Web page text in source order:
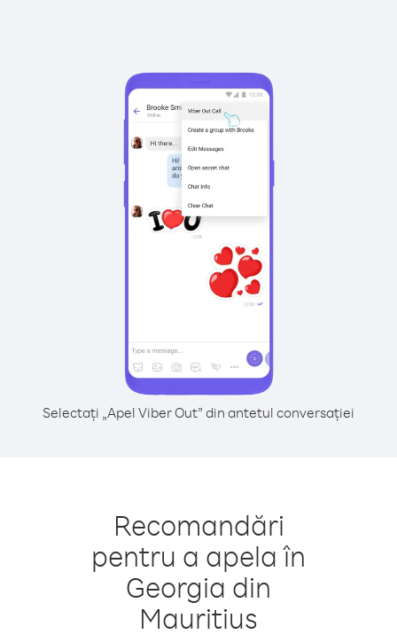
Selectați „Apel Viber Out” din antetul conversației
Recomandări
pentru a apela în
Georgia din
Mauritius